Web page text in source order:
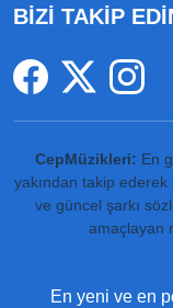
BİZİ TAKİP
CepMüzikleri: En
yakından takip
ve güncel şarkı
amaçlayan
En yeni ve en